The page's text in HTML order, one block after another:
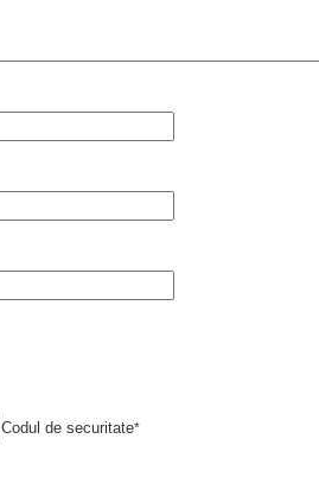
Codul de securitate*